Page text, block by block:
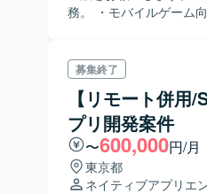
務。 ・モバイルゲーム向けSDKの新規開発・改善 ・パフォーマンスチ
募集終了
【リモート併
プリ開発案件
〜600,000円/月
東京都
ネイティブアプリエ